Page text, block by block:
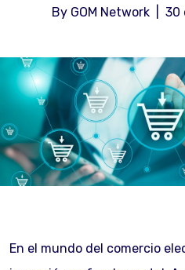
By GOM Network 30
En el mundo del comercio